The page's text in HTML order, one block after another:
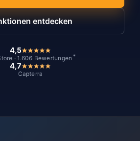
entdecken
4,5
· 1.606 Bewertungen *
4,7
Capterra